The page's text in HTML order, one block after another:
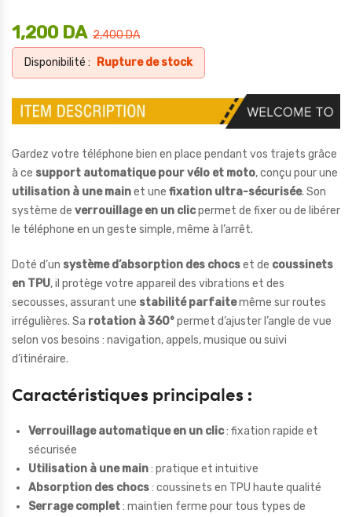
2,400DA
1,200 DA
Disponibilité : Rupture de stock
Gardez votre téléphone bien en place pendant vos trajets grâce
à ce support automatique pour vélo et moto, conçu pour une
utilisation à une mainet une fixation ultra-sécurisée. Son
système de verrouillage en un clicpermet de fixer ou de libérer
le téléphone en un geste simple, même à l’arrêt.
Doté d’un système d’absorption des chocset de coussinets
en TPU, il protège votre appareil des vibrations et des
secousses, assurant une stabilité parfaitemême sur routes
irrégulières. Sa rotation à 360°permet d’ajuster l’angle de vue
selon vos besoins : navigation, appels, musique ou suivi
d’itinéraire.
Caractéristiques principales :
Verrouillage automatique en un clic: fixation rapide et
sécurisée
Utilisation à une main: pratique et intuitive
Absorption des chocs: coussinets en TPU haute qualité
Serrage complet: maintien ferme pour tous types de